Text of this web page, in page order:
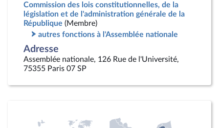
Commission des lois constitutionnelles, de la
législation et de l'administration générale de la
République (Membre)
autres fonctions à l'Assemblée nationale
Adresse
Assemblée nationale, 126 Rue de l'Université,
75355 Paris 07 SP